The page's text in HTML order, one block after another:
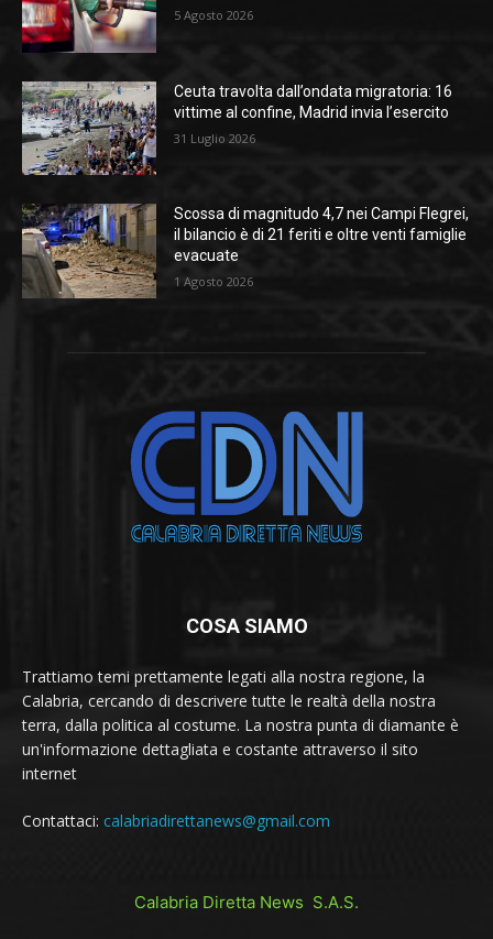
5 Agosto 2026
Ceuta travolta dall’ondata migratoria: 16
vittime al confine, Madrid invia l’esercito
31 Luglio 2026
Scossa di magnitudo 4,7 nei Campi Flegrei,
il bilancio è di 21 feriti e oltre venti famiglie
evacuate
1 Agosto 2026
COSA SIAMO
Trattiamo temi prettamente legati alla nostra regione, la
Calabria, cercando di descrivere tutte le realtà della nostra
terra, dalla politica al costume. La nostra punta di diamante è
un'informazione dettagliata e costante attraverso il sito
internet
Contattaci: calabriadirettanews@gmail.com
Calabria Diretta News S.A.S.